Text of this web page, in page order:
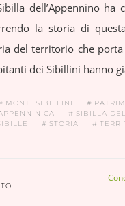
dell’Appennino ha
la storia di questa
del territorio che
dei Sibillini hanno
MONTI SIBILLINI
SIBILLA
STORIA